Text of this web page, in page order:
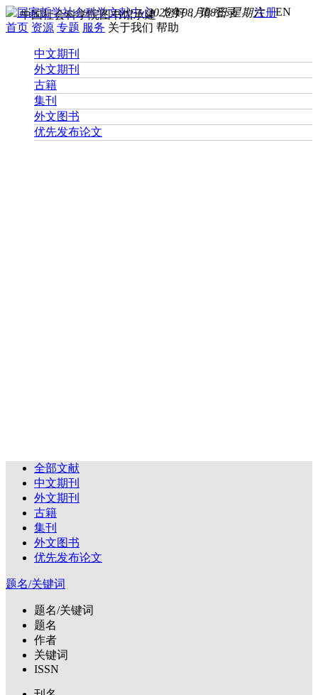
您好， 请登录 注册EN
2026年08月08日 星期六
中国社会科学院图书馆承建
首页 资源 专题 服务 关于我们 帮助
中文期刊
外文期刊
古籍
集刊
外文图书
优先发布论文
全部文献
中文期刊
外文期刊
古籍
集刊
外文图书
优先发布论文
题名/关键词
题名/关键词
题名
作者
关键词
ISSN